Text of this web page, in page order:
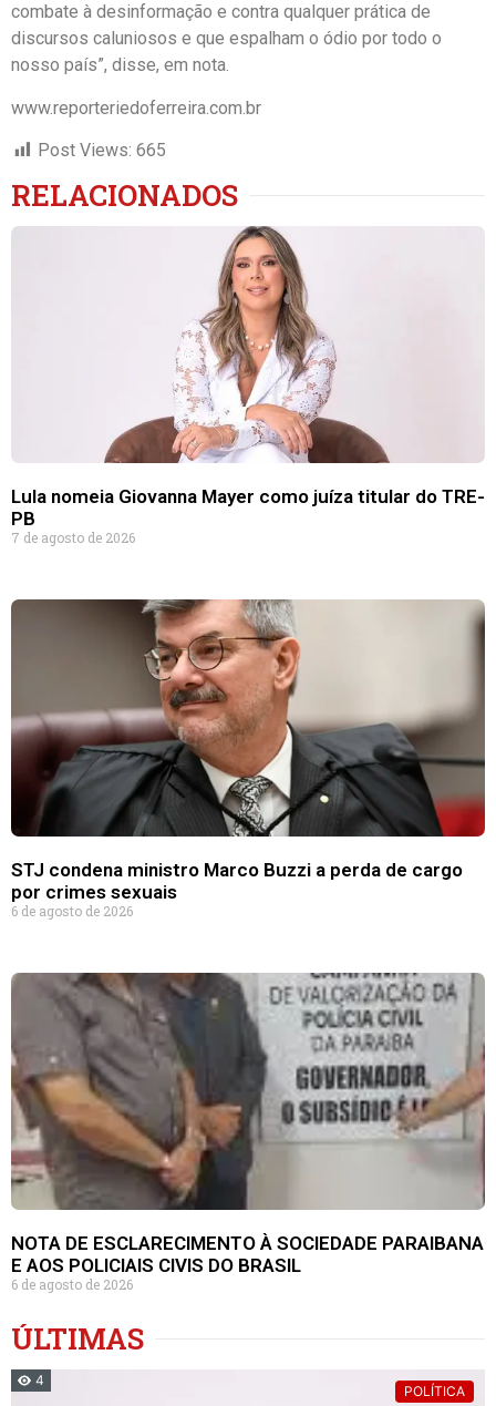
combate à desinformação e contra qualquer prática de
discursos caluniosos e que espalham o ódio por todo o
nosso país”, disse, em nota.
www.reporteriedoferreira.com.br
Post Views: 665
RELACIONADOS
Lula nomeia Giovanna Mayer como juíza titular do TRE-
PB
7 de agosto de 2026
STJ condena ministro Marco Buzzi a perda de cargo
por crimes sexuais
6 de agosto de 2026
NOTA DE ESCLARECIMENTO À SOCIEDADE PARAIBANA
E AOS POLICIAIS CIVIS DO BRASIL
6 de agosto de 2026
ÚLTIMAS
4
POLÍTICA